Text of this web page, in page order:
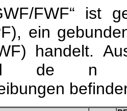
FWF“ ist
ein
handelt.
de n